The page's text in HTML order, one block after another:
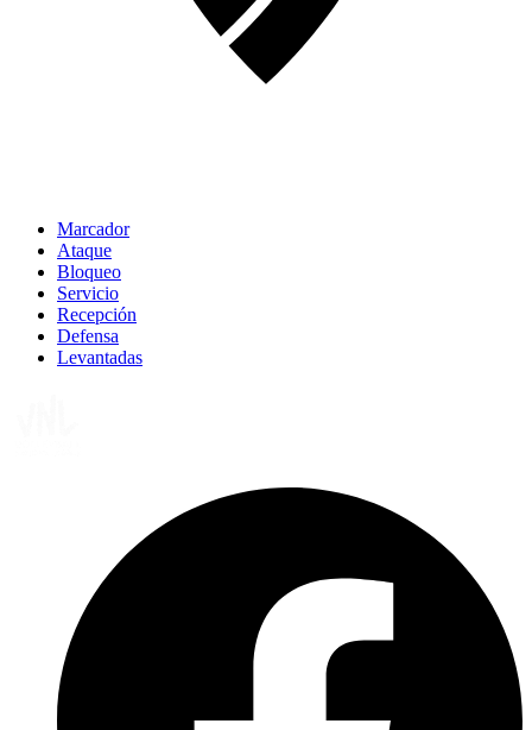
Marcador
Ataque
Bloqueo
Servicio
Recepción
Defensa
Levantadas